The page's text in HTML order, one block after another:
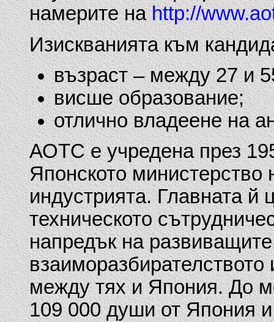
намерите наhttp://
Изискванията към
възраст – между 27 и
висше образование;
отлично владеене на
АОТС е учредена през
Японското министерство
индустрията. Главната й
техническото
напредък на
между тях и Япония. До
109 000 души от Япония